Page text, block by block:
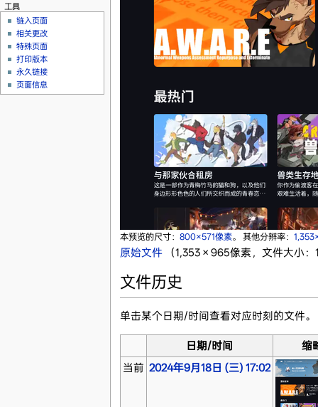
本预览的尺寸： 800×571像素。 其他分辨率：
原始文件‎ （1,353 × 965像素，文件大小
文件历史
单击某个日期/时间查看对应时刻的文件。
日期/时间
缩
当前 2024年9月18日 (三) 17:02
工具
链入页面
相关更改
特殊页面
打印版本
永久链接
页面信息